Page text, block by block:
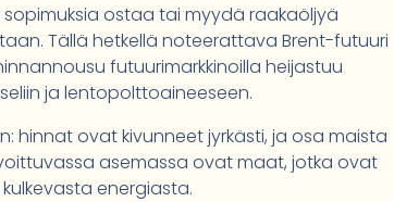
ostaa tai myydä raakaöljyä
Tällä hetkellä noteerattava Brent-futuuri
futuurimarkkinoilla heijastuu
ja lentopolttoaineeseen.
hinnat ovat kivunneet jyrkästi, ja osa maista
asemassa ovat maat, jotka ovat
energiasta.